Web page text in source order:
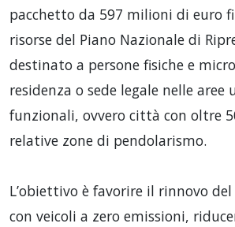
pacchetto da 597 milioni di euro
risorse del Piano Nazionale di
destinato a persone fisiche e
residenza o sede legale nelle aree
funzionali, ovvero città con oltre
relative zone di pendolarismo.
L’obiettivo è favorire il rinnovo
con veicoli a zero emissioni,